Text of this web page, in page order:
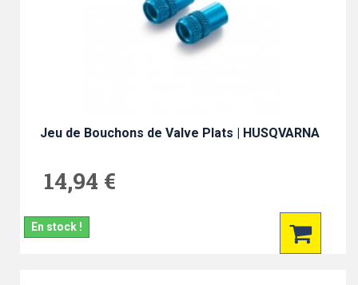
Jeu de Bouchons de Valve Plats | HUSQVARNA
14,94 €
En stock !